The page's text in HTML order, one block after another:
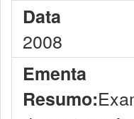
Data
2008
Ementa
Resumo: